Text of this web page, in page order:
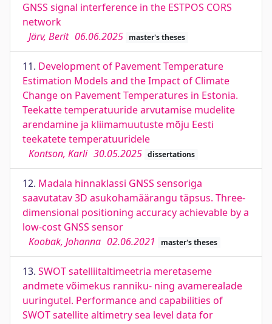
GNSS signal interference in the ESTPOS CORS
network
Järv, Berit 06.06.2025 master's theses
11. Development of Pavement Temperature
Estimation Models and the Impact of Climate
Change on Pavement Temperatures in Estonia.
Teekatte temperatuuride arvutamise mudelite
arendamine ja kliimamuutuste mõju Eesti
teekatete temperatuuridele
Kontson, Karli 30.05.2025 dissertations
12. Madala hinnaklassi GNSS sensoriga
saavutatav 3D asukohamäärangu täpsus. Three-
dimensional positioning accuracy achievable by a
low-cost GNSS sensor
Koobak, Johanna 02.06.2021 master's theses
13. SWOT satelliitaltimeetria meretaseme
andmete võimekus ranniku- ning avamerealade
uuringutel. Performance and capabilities of
SWOT satellite altimetry sea level data for